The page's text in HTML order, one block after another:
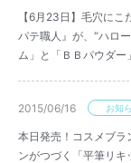
【6月23日】毛穴に
パテ職人』が、“ハロ
ム」と「ＢＢパウダー
2015/06/16 お知
本日発売！コスメブラ
ンがつづく「平筆リ